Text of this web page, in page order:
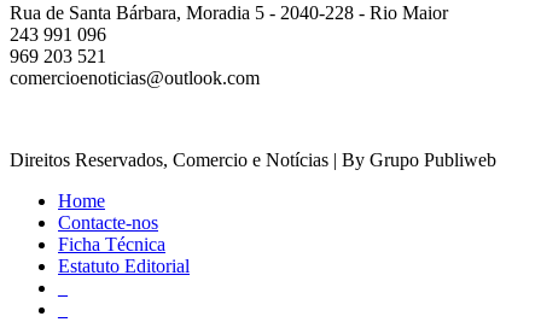
Rua de Santa Bárbara, Moradia 5 - 2040-228 - Rio Maior
243 991 096
969 203 521
comercioenoticias@outlook.com
Direitos Reservados, Comercio e Notícias | By Grupo Publiweb
Home
Contacte-nos
Ficha Técnica
Estatuto Editorial